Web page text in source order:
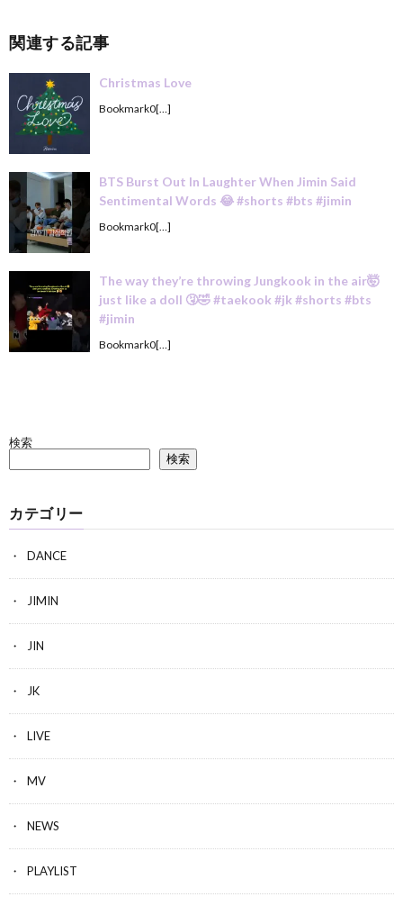
関連する記事
Christmas Love
Bookmark0[…]
BTS Burst Out In Laughter When Jimin Said
Sentimental Words 😂 #shorts #bts #jimin
Bookmark0[…]
The way they’re throwing Jungkook in the air🤯
just like a doll 🤧🤣 #taekook #jk #shorts #bts
#jimin
Bookmark0[…]
検索
検索
カテゴリー
DANCE
JIMIN
JIN
JK
LIVE
MV
NEWS
PLAYLIST